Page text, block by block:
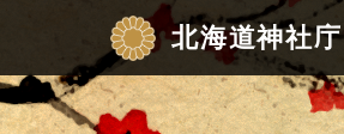
北海道神社庁